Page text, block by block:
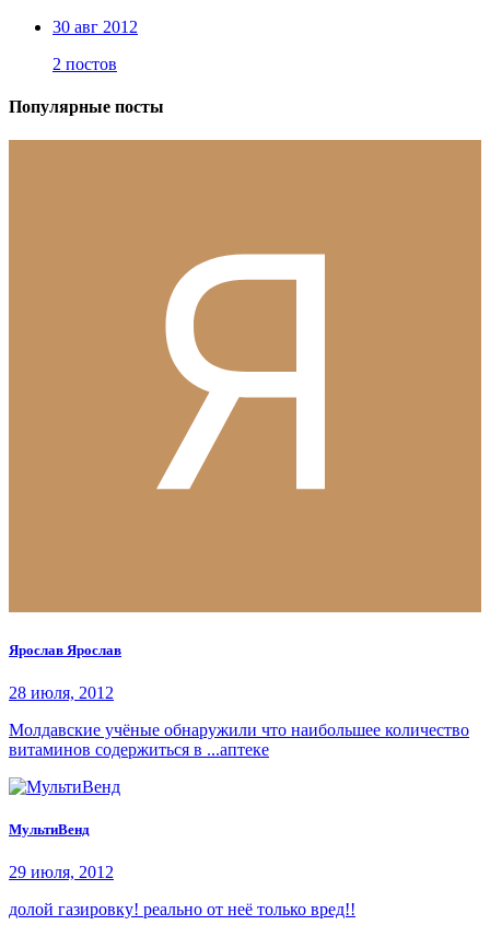
30 авг 2012
2 постов
Популярные посты
Ярослав Ярослав
28 июля, 2012
Молдавские учёные обнаружили что наибольшее количество
витаминов содержиться в ...аптеке
МультиВенд
29 июля, 2012
долой газировку! реально от неё только вред!!